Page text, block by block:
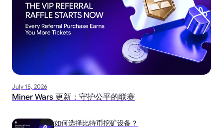
July 15, 2026
Miner Wars 更新：守护公平的联赛
如何选择比特币挖矿设备？